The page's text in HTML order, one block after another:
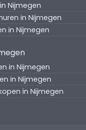
Nijmegen
in Nijmegen
in Nijmegen
in Nijmegen
in Nijmegen
in Nijmegen